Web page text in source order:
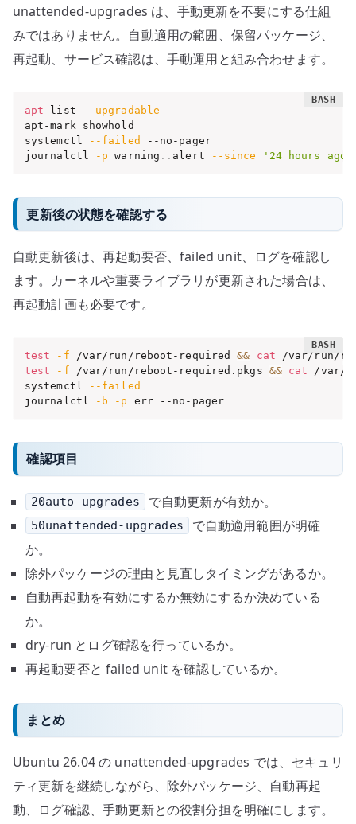
unattended-upgrades は、手動更新を不要にする仕組
みではありません。自動適用の範囲、保留パッケージ、
再起動、サービス確認は、手動運用と組み合わせます。
apt list
--upgradable
apt-mark showhold
systemctl
--failed
--no-pager
journalctl
-p warning .. alert --since '24 hours ago'
更新後の状態を確認する
自動更新後は、再起動要否、failed unit、ログを確認し
ます。カーネルや重要ライブラリが更新された場合は、
再起動計画も必要です。
test -f /var/run/reboot-required && cat /var/run/
test
-f /var/run/reboot-required.pkgs && cat /var/
systemctl
--failed
journalctl
-b -p err --no-pager
確認項目
20auto-upgrades で自動更新が有効か。
50unattended-upgrades
で自動適用範囲が明確
か。
除外パッケージの理由と見直しタイミングがあるか。
自動再起動を有効にするか無効にするか決めている
か。
dry-run とログ確認を行っているか。
再起動要否と failed unit を確認しているか。
まとめ
Ubuntu 26.04 の unattended-upgrades では、セキュリ
ティ更新を継続しながら、除外パッケージ、自動再起
動、ログ確認、手動更新との役割分担を明確にします。